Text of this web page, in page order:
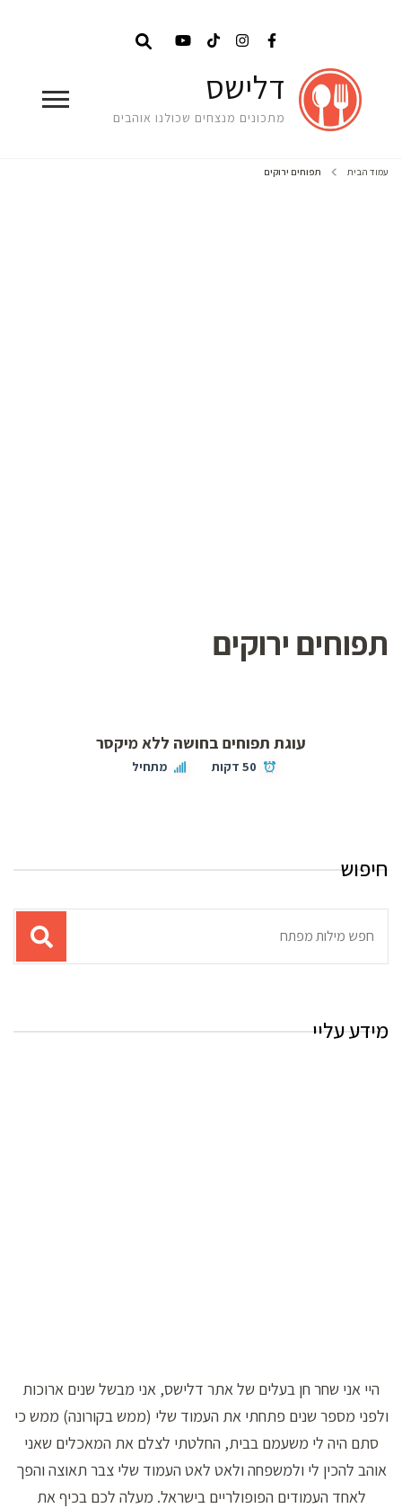
דלישס
מתכונים מנצחים שכולנו אוהבים
עמוד הבית תפוחים ירוקים
תפוחים ירוקים
עוגת תפוחים בחושה ללא מיקסר
50 דקות מתחיל
חיפוש
מידע עליי
היי אני שחר חן בעלים של אתר דלישס, אני מבשל שנים ארוכות
ולפני מספר שנים פתחתי את העמוד שלי (ממש בקורונה) ממש כי
סתם היה לי משעמם בבית, החלטתי לצלם את המאכלים שאני
אוהב להכין לי ולמשפחה ולאט לאט העמוד שלי צבר תאוצה והפך
לאחד העמודים הפופולריים בישראל. מעלה לכם בכיף את